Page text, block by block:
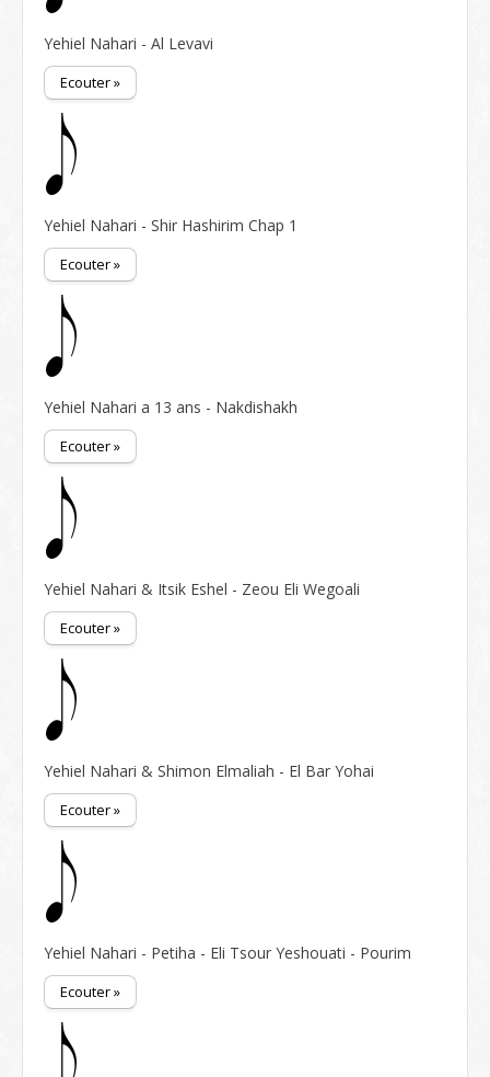
Yehiel Nahari - Al Levavi
Ecouter »
Yehiel Nahari - Shir Hashirim Chap 1
Ecouter »
Yehiel Nahari a 13 ans - Nakdishakh
Ecouter »
Yehiel Nahari & Itsik Eshel - Zeou Eli Wegoali
Ecouter »
Yehiel Nahari & Shimon Elmaliah - El Bar Yohai
Ecouter »
Yehiel Nahari - Petiha - Eli Tsour Yeshouati - Pourim
Ecouter »